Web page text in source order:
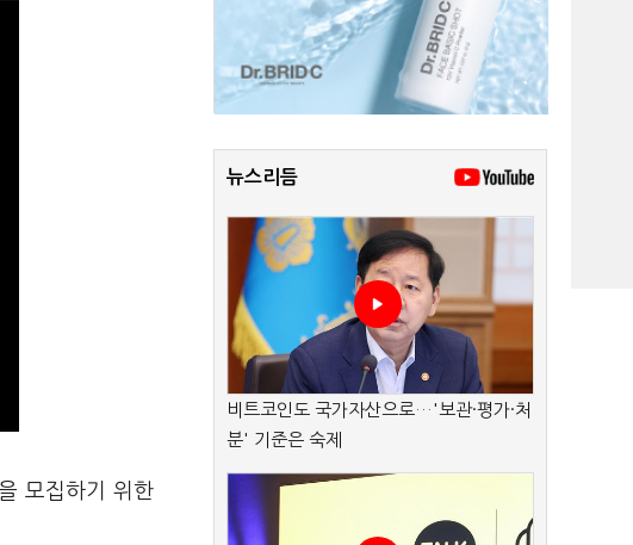
모집하기 위한
뉴스리듬
비트코인도 국가자산으로…'보관·평가·처
분' 기준은 숙제